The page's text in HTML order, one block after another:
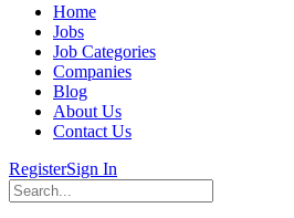
Home
Jobs
Job Categories
Companies
Blog
About Us
Contact Us
RegisterSign In